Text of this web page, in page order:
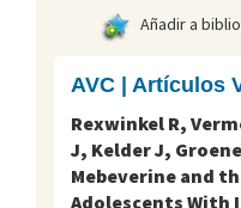
Añadir a
AVC | Artículos
Rexwinkel R,
J, Kelder J,
Mebeverine and
Adolescents With